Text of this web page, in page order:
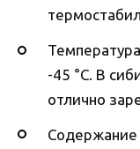
-45 °C. В
отлично
Содержание